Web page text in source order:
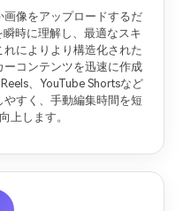
像をアップロードするだ
時に理解し、最適なスキ
によりより構造化された
コンテンツを迅速に作成
、YouTube Shortsなど
すく、手動編集時間を短
上します。